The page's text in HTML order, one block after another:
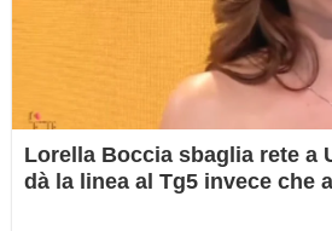
Lorella Boccia sbaglia rete a
dà la linea al Tg5 invece che